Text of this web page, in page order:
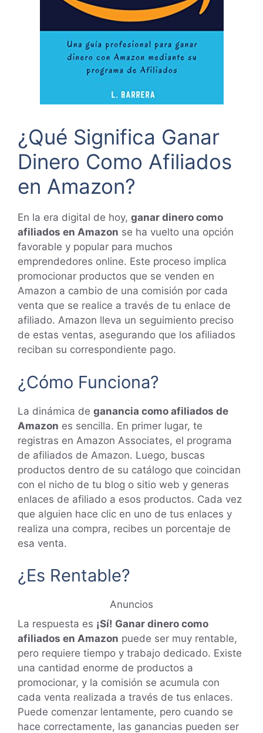
¿Qué Significa Ganar
Dinero Como Afiliados
en Amazon?
En la era digital de hoy, ganar dinero como
afiliados en Amazon se ha vuelto una opción
favorable y popular para muchos
emprendedores online. Este proceso implica
promocionar productos que se venden en
Amazon a cambio de una comisión por cada
venta que se realice a través de tu enlace de
afiliado. Amazon lleva un seguimiento preciso
de estas ventas, asegurando que los afiliados
reciban su correspondiente pago.
¿Cómo Funciona?
La dinámica de ganancia como afiliados de
Amazon es sencilla. En primer lugar, te
registras en Amazon Associates, el programa
de afiliados de Amazon. Luego, buscas
productos dentro de su catálogo que coincidan
con el nicho de tu blog o sitio web y generas
enlaces de afiliado a esos productos. Cada vez
que alguien hace clic en uno de tus enlaces y
realiza una compra, recibes un porcentaje de
esa venta.
¿Es Rentable?
Anuncios
La respuesta es ¡Sí! Ganar dinero como
afiliados en Amazon puede ser muy rentable,
pero requiere tiempo y trabajo dedicado. Existe
una cantidad enorme de productos a
promocionar, y la comisión se acumula con
cada venta realizada a través de tus enlaces.
Puede comenzar lentamente, pero cuando se
hace correctamente, las ganancias pueden ser